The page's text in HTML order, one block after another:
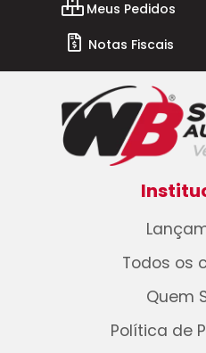
Meus Pedidos
Notas Fiscais
Todos os
Quem
Política de